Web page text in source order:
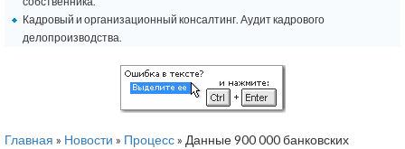
Кадровый и организационный консалтинг. Аудит кадрового
делопроизводства.
Главная » Новости » Процесс» Данные 900 000 банковских